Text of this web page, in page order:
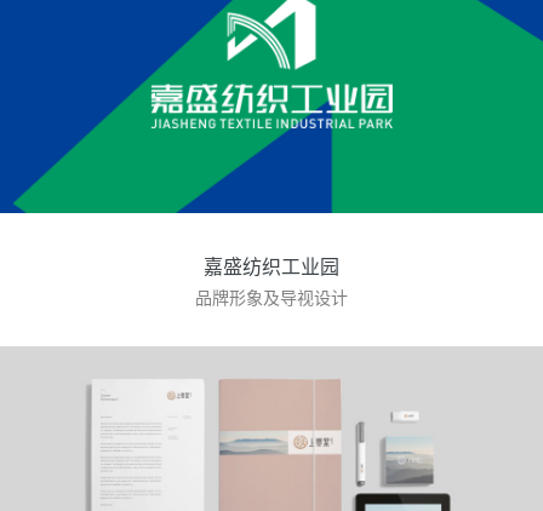
嘉盛纺织工业园
品牌形象及导视设计